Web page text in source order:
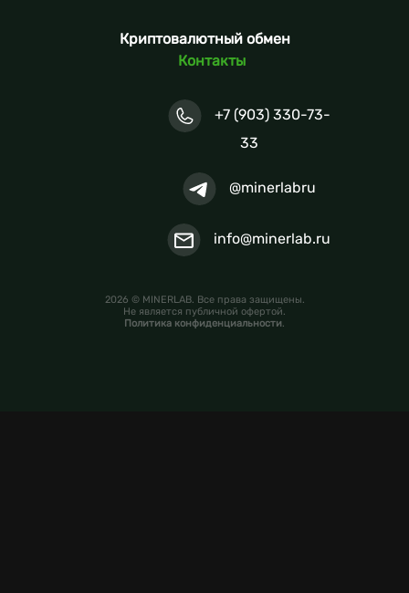
Криптовалютный обмен
Контакты
+7 (903) 330-73-
33
@minerlabru
info@minerlab.ru
2026 © MINERLAB. Все права защищены.
Не является публичной офертой.
Политика конфиденциальности.